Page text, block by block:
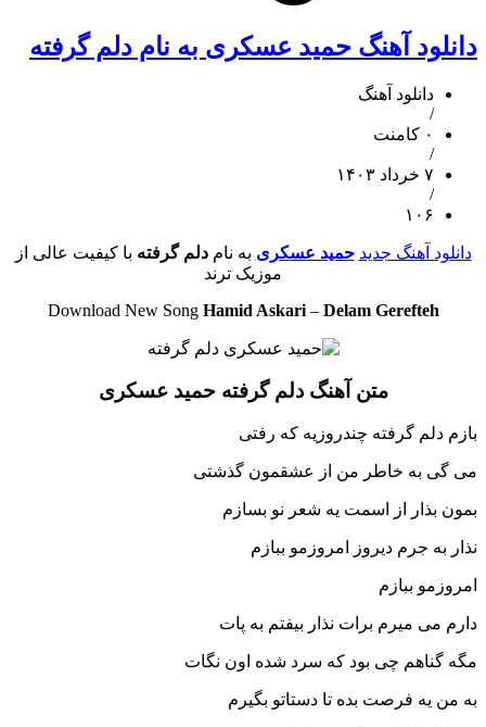
دانلود آهنگ حمید عسکری به نام دلم گرفته
دانلود آهنگ
/
۰ کامنت
/
۷ خرداد ۱۴۰۳
/
۱۰۶
دانلود آهنگ جدید حمید عسکری به نامدلم گرفته با کیفیت عالی از
موزیک ترند
Download New Song Hamid Askari– Delam Gerefteh
متن آهنگ دلم گرفته حمید عسکری
بازم دلم گرفته چندروزیه که رفتی
می گی به خاطر من از عشقمون گذشتی
بمون بذار از اسمت یه شعر نو بسازم
نذار به جرم دیروز امروزمو ببازم
امروزمو ببازم
دارم می میرم برات نذار بیفتم به پات
مگه گناهم چی بود که سرد شده اون نگات
به من یه فرصت بده تا دستاتو بگیرم